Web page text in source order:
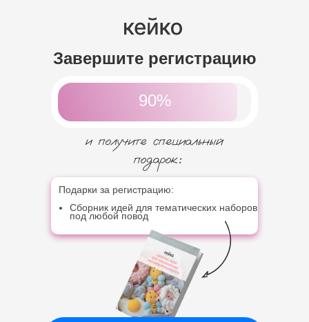
Завершите регистрацию
90%
Подарки за регистрацию:
Сборник идей для тематических наборов
под любой повод